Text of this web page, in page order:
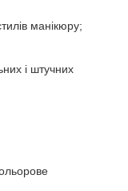
манікюру;
і штучних